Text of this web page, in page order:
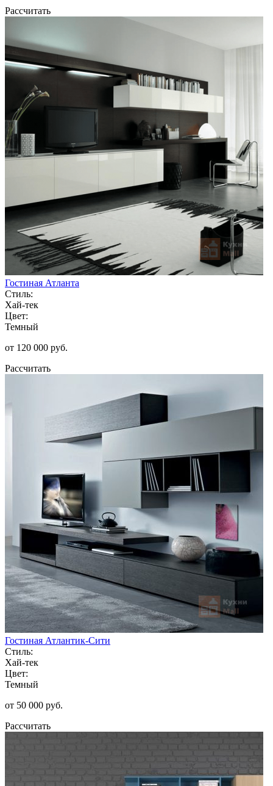
Рассчитать
Гостиная Атланта
Стиль:
Хай-тек
Цвет:
Темный
от 120 000 руб.
Рассчитать
Гостиная Атлантик-Сити
Стиль:
Хай-тек
Цвет:
Темный
от 50 000 руб.
Рассчитать